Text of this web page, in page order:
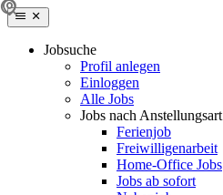
Jobsuche
Profil anlegen
Einloggen
Alle Jobs
Jobs nach Anstellungsart
Ferienjob
Freiwilligenarbeit
Home-Office Jobs
Jobs ab sofort